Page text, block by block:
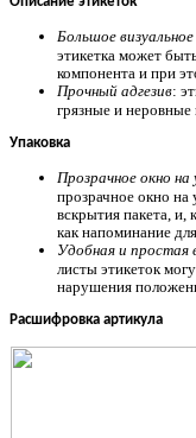
Большое
этикетка может
компонента и при
Прочный адгезив:
грязные и неровные
Упаковка
Прозрачное окно на
прозрачное окно на
вскрытия пакета, и,
как напоминание
Удобная и простая
листы этикеток
нарушения
Расшифровка артикула